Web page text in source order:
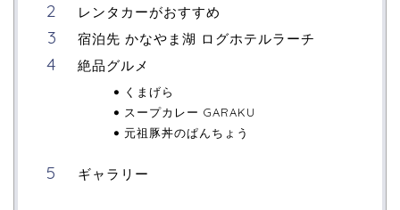
レンタカーがおすすめ
宿泊先 かなやま湖 ログホテルラーチ
絶品グルメ
くまげら
スープカレー GARAKU
元祖豚丼のぱんちょう
ギャラリー